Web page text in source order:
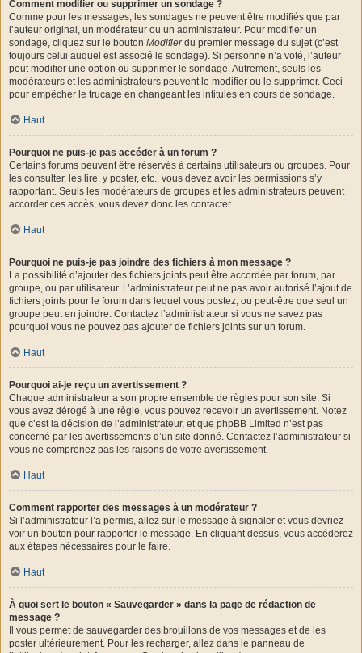
Comment modifier ou supprimer un sondage ?
Comme pour les messages, les sondages ne peuvent être modifiés que par
l’auteur original, un modérateur ou un administrateur. Pour modifier un
sondage, cliquez sur le bouton Modifierdu premier message du sujet (c’est
toujours celui auquel est associé le sondage). Si personne n’a voté, l’auteur
peut modifier une option ou supprimer le sondage. Autrement, seuls les
modérateurs et les administrateurs peuvent le modifier ou le supprimer. Ceci
pour empêcher le trucage en changeant les intitulés en cours de sondage.
Haut
Pourquoi ne puis-je pas accéder à un forum ?
Certains forums peuvent être réservés à certains utilisateurs ou groupes. Pour
les consulter, les lire, y poster, etc., vous devez avoir les permissions s’y
rapportant. Seuls les modérateurs de groupes et les administrateurs peuvent
accorder ces accès, vous devez donc les contacter.
Haut
Pourquoi ne puis-je pas joindre des fichiers à mon message ?
La possibilité d’ajouter des fichiers joints peut être accordée par forum, par
groupe, ou par utilisateur. L’administrateur peut ne pas avoir autorisé l’ajout de
fichiers joints pour le forum dans lequel vous postez, ou peut-être que seul un
groupe peut en joindre. Contactez l’administrateur si vous ne savez pas
pourquoi vous ne pouvez pas ajouter de fichiers joints sur un forum.
Haut
Pourquoi ai-je reçu un avertissement ?
Chaque administrateur a son propre ensemble de règles pour son site. Si
vous avez dérogé à une règle, vous pouvez recevoir un avertissement. Notez
que c’est la décision de l’administrateur, et que phpBB Limited n’est pas
concerné par les avertissements d’un site donné. Contactez l’administrateur si
vous ne comprenez pas les raisons de votre avertissement.
Haut
Comment rapporter des messages à un modérateur ?
Si l’administrateur l’a permis, allez sur le message à signaler et vous devriez
voir un bouton pour rapporter le message. En cliquant dessus, vous accéderez
aux étapes nécessaires pour le faire.
Haut
À quoi sert le bouton « Sauvegarder » dans la page de rédaction de
message ?
Il vous permet de sauvegarder des brouillons de vos messages et de les
poster ultérieurement. Pour les recharger, allez dans le panneau de